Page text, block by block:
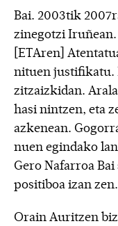
Bai. 2003tik
zinegotzi
[ETAren]
nituen justifikatu.
zitzaizkidan.
hasi nintzen, eta
azkenean.
nuen egindako
Gero Nafarroa
positiboa izan zen.
Orain Auritzen